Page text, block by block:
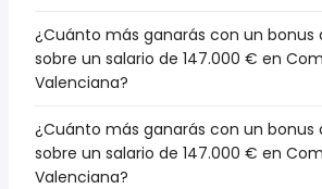
¿Cuánto más ganarás con un bonus
sobre un salario de 147.000 € en
Valenciana?
¿Cuánto más ganarás con un bonus
sobre un salario de 147.000 € en
Valenciana?